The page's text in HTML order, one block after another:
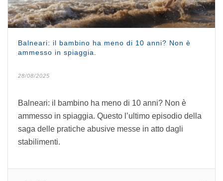
Balneari: il bambino ha meno di 10 anni? Non è
ammesso in spiaggia.
28/08/2025
Balneari: il bambino ha meno di 10 anni? Non è
ammesso in spiaggia. Questo l’ultimo episodio della
saga delle pratiche abusive messe in atto dagli
stabilimenti.